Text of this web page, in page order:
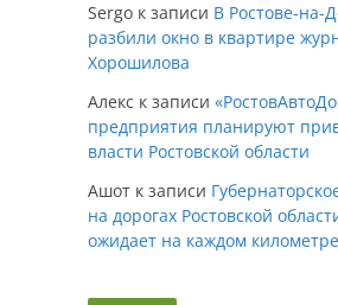
Sergo к записи В Ростове-на-
разбили окно в квартире
Хорошилова
Алекс к записи
предприятия планируют
власти Ростовской области
Ашот к записи
на дорогах Ростовской
ожидает на каждом километре